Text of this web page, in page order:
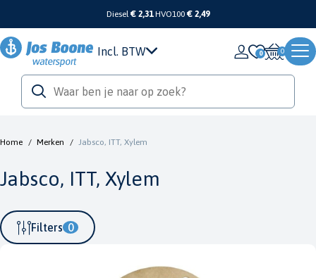
Diesel€ 2,31 HVO100 € 2,49
Incl. BTW 0
Home / Merken / Jabsco, ITT, Xylem
Jabsco, ITT, Xylem
Filters 0